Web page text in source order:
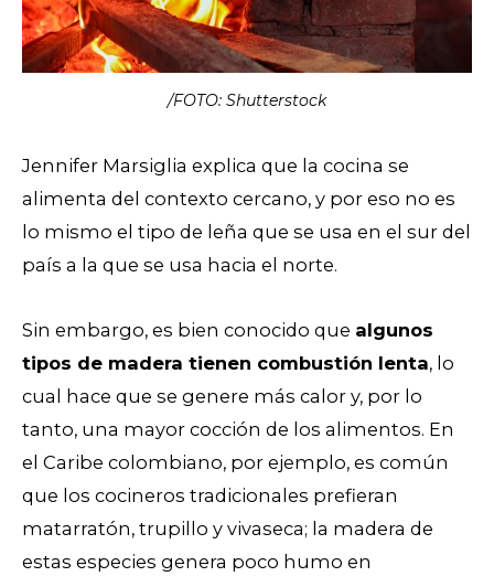
/FOTO: Shutterstock
Jennifer Marsiglia explica que la cocina se
alimenta del contexto cercano, y por eso no es
lo mismo el tipo de leña que se usa en el sur del
país a la que se usa hacia el norte.
Sin embargo, es bien conocido que algunos
tipos de madera tienen combustión lenta, lo
cual hace que se genere más calor y, por lo
tanto, una mayor cocción de los alimentos. En
el Caribe colombiano, por ejemplo, es común
que los cocineros tradicionales prefieran
matarratón, trupillo y vivaseca; la madera de
estas especies genera poco humo en